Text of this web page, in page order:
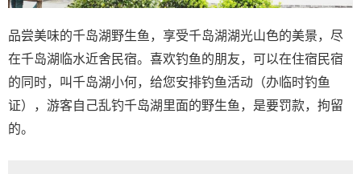
品尝美味的千岛湖野生鱼，享受千岛湖湖光山色的美景，尽
在千岛湖临水近舍民宿。喜欢钓鱼的朋友，可以在住宿民宿
的同时，叫千岛湖小何，给您安排钓鱼活动（办临时钓鱼
证），游客自己乱钓千岛湖里面的野生鱼，是要罚款，拘留
的。